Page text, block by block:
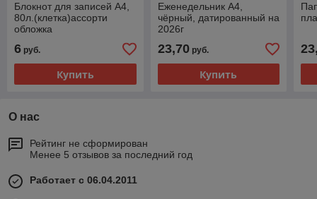
Блокнот для записей А4,
80л.(клетка)ассорти
обложка
6 руб.
Купить
Еженедельник A4,
чёрный, датированный на
2026г
23,70руб.
Купить
О нас
Рейтинг не сформирован
Менее 5 отзывов за последний год
Работает с 06.04.2011